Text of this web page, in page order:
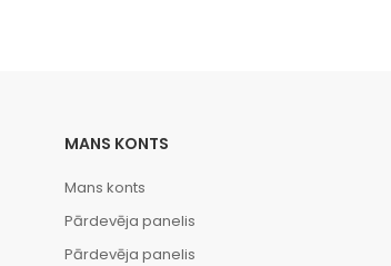
MANS KONTS
Mans konts
Pārdevēja panelis
Pārdevēja panelis